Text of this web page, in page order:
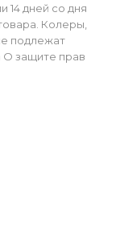
14 дней со дня
Колеры,
подлежат
О защите прав